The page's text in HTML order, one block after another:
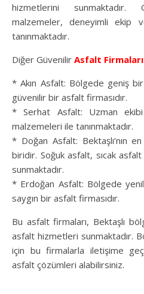
hizmetlerini
malzemeler, deneyimli ekip
tanınmaktadır.
Diğer Güvenilir Asfalt Firmaları
* Akın Asfalt: Bölgede geniş
güvenilir bir asfalt firmasıdır.
* Serhat Asfalt: Uzman
malzemeleri ile tanınmaktadır.
* Doğan Asfalt: Bektaşlı’nın
biridir. Soğuk asfalt, sıcak
sunmaktadır.
* Erdoğan Asfalt: Bölgede
saygın bir asfalt firmasıdır.
Bu asfalt firmaları, Bektaşlı
asfalt hizmetleri sunmaktadır.
için bu firmalarla iletişime
asfalt çözümleri alabilirsiniz.